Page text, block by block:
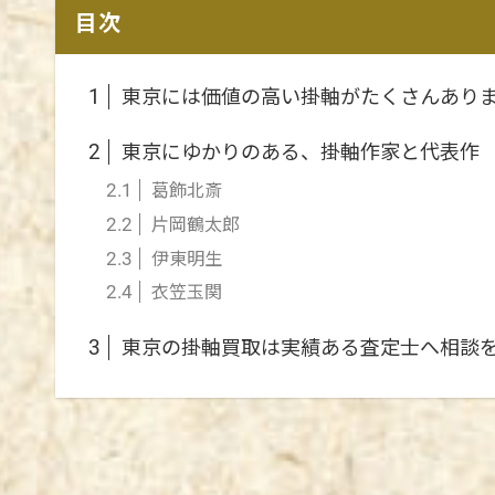
目次
1 東京には価値の高い掛軸がたくさんあり
2 東京にゆかりのある、掛軸作家と代表作
2.1 葛飾北斎
2.2 片岡鶴太郎
2.3 伊東明生
2.4 衣笠玉関
3 東京の掛軸買取は実績ある査定士へ相談